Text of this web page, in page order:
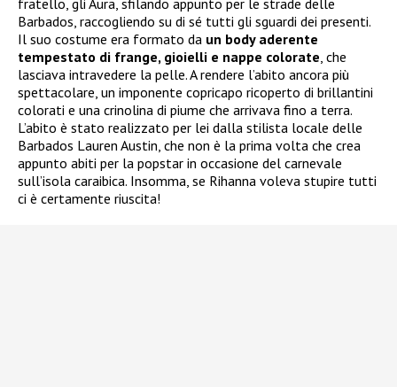
Barbados, raccogliendo su di sé tutti gli sguardi dei presenti.
Il suo costume era formato da un body aderente
tempestato di frange, gioielli e nappe colorate , che
lasciava intravedere la pelle. A rendere l’abito ancora più
spettacolare, un imponente copricapo ricoperto di brillantini
colorati e una crinolina di piume che arrivava fino a terra.
L’abito è stato realizzato per lei dalla stilista locale delle
Barbados Lauren Austin, che non è la prima volta che crea
appunto abiti per la popstar in occasione del carnevale
sull’isola caraibica. Insomma, se Rihanna voleva stupire tutti
ci è certamente riuscita!